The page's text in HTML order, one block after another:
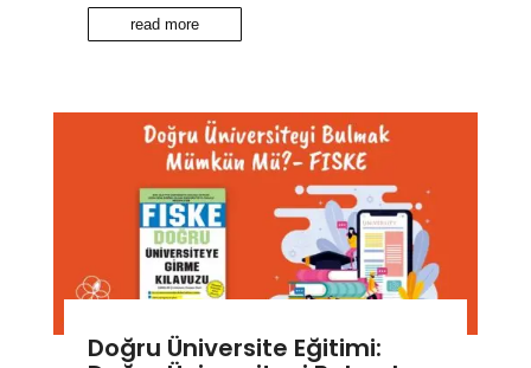
read more
Doğru Üniversite Eğitimi: